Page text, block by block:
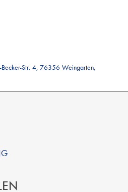
Str. 4, 76356 Weingarten,